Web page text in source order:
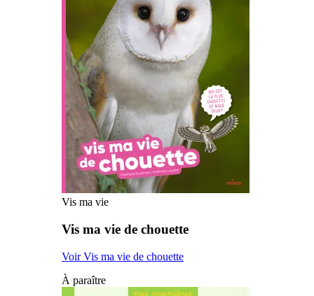
Vis ma vie
Vis ma vie de chouette
Voir Vis ma vie de chouette
À paraître